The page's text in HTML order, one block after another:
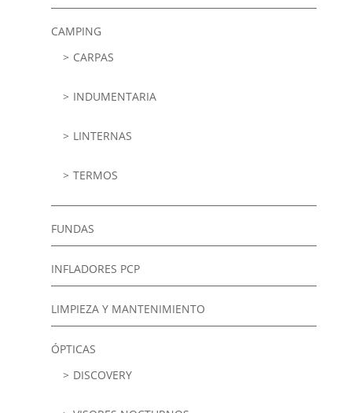
CAMPING
CARPAS
INDUMENTARIA
LINTERNAS
TERMOS
FUNDAS
INFLADORES PCP
LIMPIEZA Y MANTENIMIENTO
ÓPTICAS
DISCOVERY